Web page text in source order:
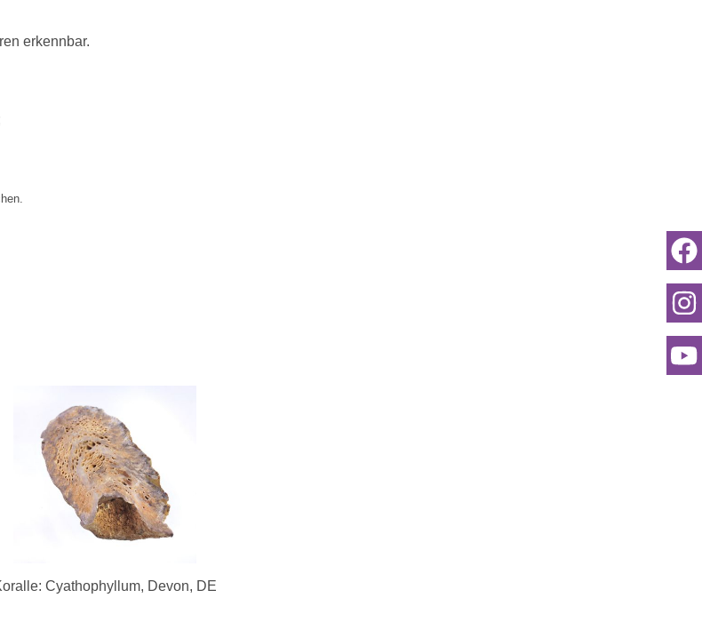
erkennbar.
Cyathophyllum, Devon, DE